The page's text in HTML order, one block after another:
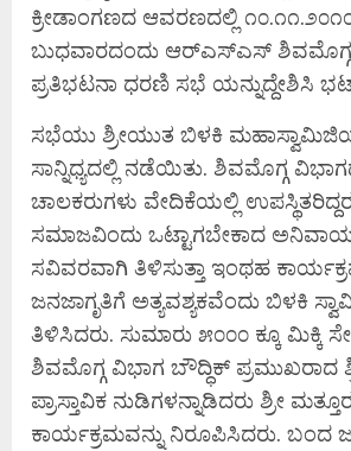
ಕ್ರೀಡಾಂಗಣದ ಆವರಣದಲ್ಲಿ
ಬುಧವಾರದಂದು ಆರ್‌ಎಸ್‌ಎಸ್
ಪ್ರತಿಭಟನಾ ಧರಣಿ ಸಭೆ ಯನ್ನುದ್ದೇಶಿಸಿ
ಸಭೆಯು ಶ್ರೀಯುತ ಬಿಳಕಿ
ಸಾನ್ನಿಧ್ಯದಲ್ಲಿ ನಡೆಯಿತು. ಶಿವಮೊಗ್ಗ
ಚಾಲಕರುಗಳು ವೇದಿಕೆಯಲ್ಲಿ
ಸಮಾಜವಿಂದು ಒಟ್ಟಾಗಬೇಕಾದ
ಸವಿವರವಾಗಿ ತಿಳಿಸುತ್ತಾ ಇಂಥಹ
ಜನಜಾಗೃತಿಗೆ ಅತ್ಯವಶ್ಯಕವೆಂದು ಬಿಳಕಿ
ತಿಳಿಸಿದರು. ಸುಮಾರು ೫೦೦೦ ಕ್ಕೂ ಮಿಕ್ಕಿ
ಶಿವಮೊಗ್ಗ ವಿಭಾಗ ಬೌದ್ಧಿಕ್ ಪ್ರಮುಖರಾದ
ಪ್ರಾಸ್ತಾವಿಕ ನುಡಿಗಳನ್ನಾಡಿದರು ಶ್ರೀ
ಕಾರ್ಯಕ್ರಮವನ್ನು ನಿರೂಪಿಸಿದರು. ಬಂದ